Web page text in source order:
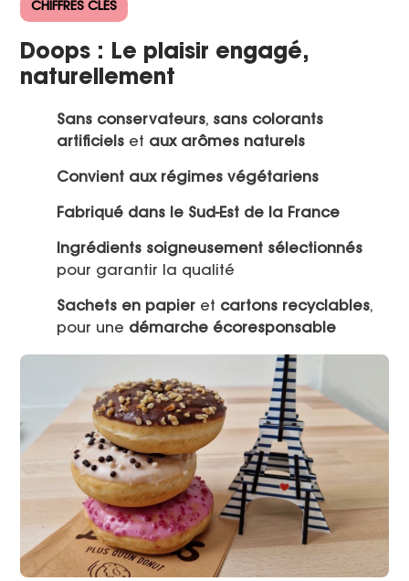
CHIFFRES CLÉS
Doops : Le plaisir engagé,
naturellement
Sans conservateurs, sans colorants
artificiels et aux arômes naturels
Convient aux régimes végétariens
Fabriqué dans le Sud-Est de la France
Ingrédients soigneusement sélectionnés
pour garantir la qualité
Sachets en papier et cartons recyclables,
pour une démarche écoresponsable